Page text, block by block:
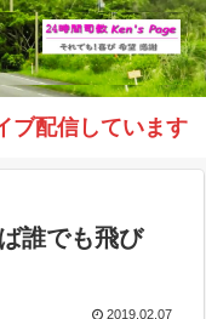
ブ配信しています
誰でも飛び
2019.02.07